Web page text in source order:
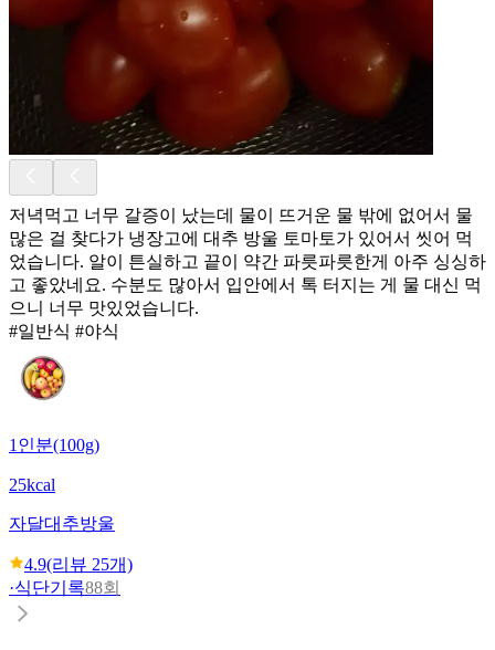
저녁먹고 너무 갈증이 났는데 물이 뜨거운 물 밖에 없어서 물
많은 걸 찾다가 냉장고에 대추 방울 토마토가 있어서 씻어 먹
었습니다. 알이 튼실하고 끝이 약간 파릇파릇한게 아주 싱싱하
고 좋았네요. 수분도 많아서 입안에서 톡 터지는 게 물 대신 먹
으니 너무 맛있었습니다.
#일반식 #야식
1인분(100g)
25kcal
자달대추방울
4.9(리뷰 25개)
·식단기록88회